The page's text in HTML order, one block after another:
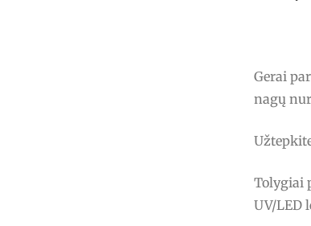
Gerai
nagų
Tolygiai
UV/LED